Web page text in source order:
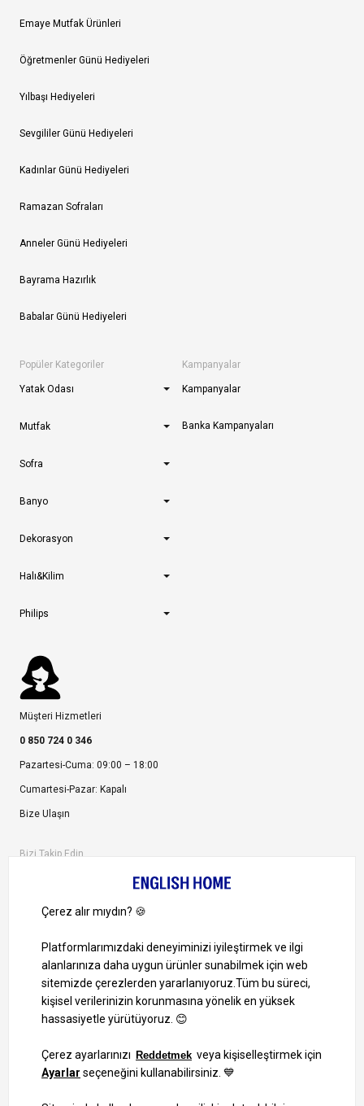
Emaye Mutfak Ürünleri
Öğretmenler Günü Hediyeleri
Yılbaşı Hediyeleri
Sevgililer Günü Hediyeleri
Kadınlar Günü Hediyeleri
Ramazan Sofraları
Anneler Günü Hediyeleri
Bayrama Hazırlık
Babalar Günü Hediyeleri
Popüler Kategoriler
Yatak Odası
Mutfak
Sofra
Banyo
Dekorasyon
Halı&Kilim
Philips
Kampanyalar
Kampanyalar
Banka Kampanyaları
Müşteri Hizmetleri
0 850 724 0 346
Pazartesi-Cuma: 09:00 – 18:00
Cumartesi-Pazar: Kapalı
Bize Ulaşın
Bizi Takip Edin
1000 TL ve Üzeri Alışverişlerinizde Kargo Bedava!
Bilgi Toplum Hizmetleri
KVKK Veri İşleme Politikamız